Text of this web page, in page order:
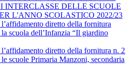
INTERCLASSE DELLE SCUOLE
L'ANNO SCOLASTICO 2022/23
diretto della fornitura
scuola dell’Infanzia “Il giardino
diretto della fornitura n. 2
scuole Primaria Manzoni, secondaria